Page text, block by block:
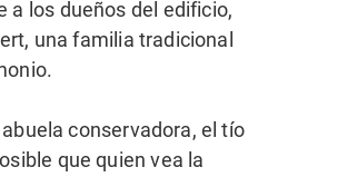
a los dueños del edificio,
una familia tradicional
conservadora, el tío
que quien vea la